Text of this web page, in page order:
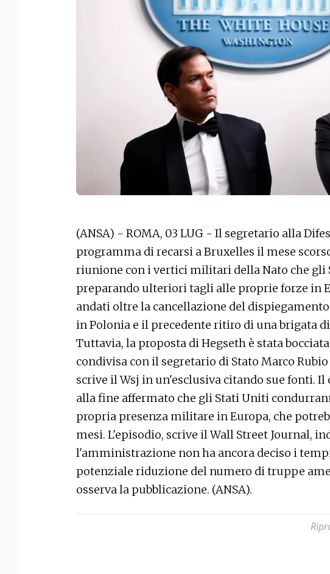
(ANSA) - ROMA, 03 LUG - Il segretario alla
programma di recarsi a Bruxelles il mese
riunione con i vertici militari della Nato che gli
preparando ulteriori tagli alle proprie forze in
andati oltre la cancellazione del
in Polonia e il precedente ritiro di una brigata
Tuttavia, la proposta di Hegseth è stata
condivisa con il segretario di Stato Marco
scrive il Wsj in un'esclusiva citando sue fonti. Il
alla fine affermato che gli Stati Uniti
propria presenza militare in Europa, che
mesi. L'episodio, scrive il Wall Street Journal,
l'amministrazione non ha ancora deciso i
potenziale riduzione del numero di truppe
osserva la pubblicazione. (ANSA).